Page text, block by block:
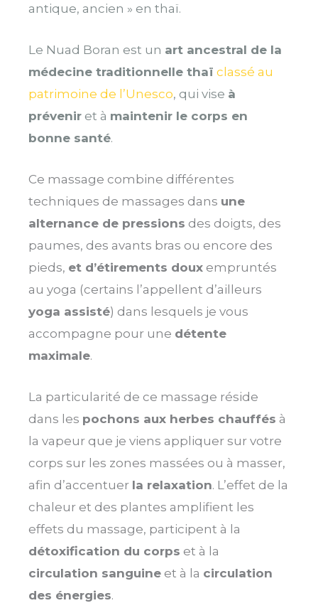
antique, ancien » en thaï.
Le Nuad Boran est un art ancestral de la
médecine traditionnelle thaï classé au
patrimoine de l’Unesco, qui vise à
prévenir et à maintenir le corps en
bonne santé.
Ce massage combine différentes
techniques de massages dans une
alternance de pressions des doigts, des
paumes, des avants bras ou encore des
pieds, et d’étirements doux empruntés
au yoga (certains l’appellent d’ailleurs
yoga assisté) dans lesquels je vous
accompagne pour une détente
maximale.
La particularité de ce massage réside
dans les pochons aux herbes chauffés à
la vapeur que je viens appliquer sur votre
corps sur les zones massées ou à masser,
afin d’accentuer la relaxation. L’effet de la
chaleur et des plantes amplifient les
effets du massage, participent à la
détoxification du corps et à la
circulation sanguine et à la circulation
des énergies.